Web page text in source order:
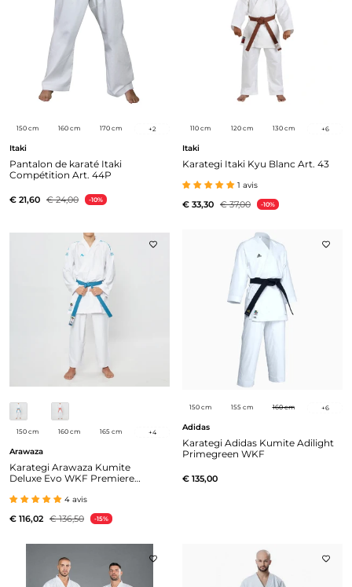
150 cm 160 cm 170 cm +2
Itaki
Pantalon de karaté Itaki
Compétition Art. 44P
€ 21,60 € 24,00 -10%
110 cm 120 cm 130 cm +6
Itaki
Karategi Itaki Kyu Blanc Art. 43
1 avis
€ 33,30 € 37,00 -10%
150 cm 160 cm 165 cm +4
Arawaza
Karategi Arawaza Kumite
Deluxe Evo WKF Premiere
4 avis
€ 116,02 € 136,50 -15%
150 cm 155 cm 160 cm +6
Adidas
Karategi Adidas Kumite Adilight
Primegreen WKF
€ 135,00